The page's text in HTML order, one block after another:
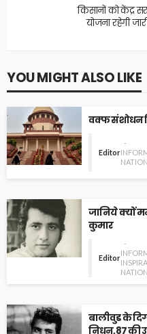
किसानों को केंद्र
योजना रहेगी
YOU MIGHT ALSO LIKE
वक्फ संशोधन
Editor
जानिये क्यों
कुमार
Editor
बालीवुड के
निधन,87 की